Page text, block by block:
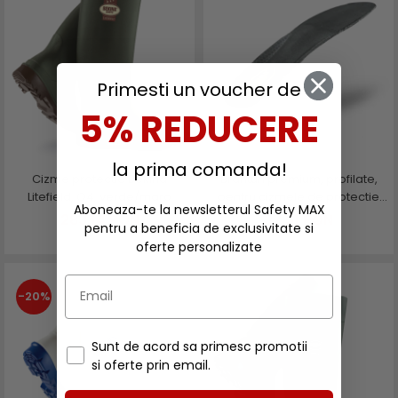
Cizme protectie Bekina
Litefield, O4, verde/maro
283,14 RON
Branturi premium, profilate,
pentru cizmele de protectie
Bekina
37,51 RON
-20%
Primesti un voucher de
5% REDUCERE
la prima comanda!
Aboneaza-te la newsletterul Safety MAX
pentru a beneficia de exclusivitate si
oferte personalizate
Sunt de acord sa primesc promotii
si oferte prin email.